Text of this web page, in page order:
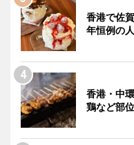
香港で佐
年恒例の
香港・中
鶏など部